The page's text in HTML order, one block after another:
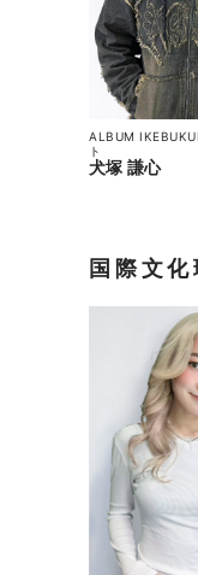
犬塚 謙心
ALBUM
ト
国際文